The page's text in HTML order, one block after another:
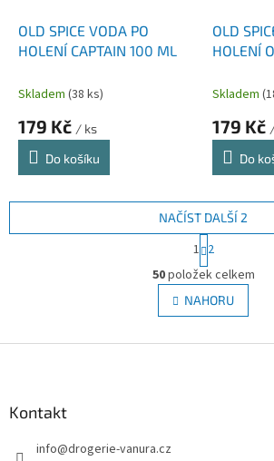
OLD SPICE VODA PO
HOLENÍ CAPTAIN 100 ML
Skladem (38 ks)
179 Kč / ks
Do košíku
OLD
HOLENÍ
Skladem
179 Kč
Do
O
v
l
á
NAČÍST DALŠÍ 2
S
t
r
á
n
k
v
1 2
50položek celkem
NAHORU
Kontakt
info@drogerie-vanura.cz